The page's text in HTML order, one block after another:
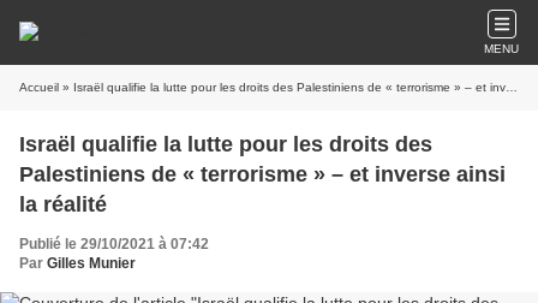
MENU
Accueil » Israël qualifie la lutte pour les droits des Palestiniens de « terrorisme » – et inverse ainsi la réalité
Israël qualifie la lutte pour les droits des
Palestiniens de « terrorisme » – et inverse ainsi
la réalité
Publié le 29/10/2021 à 07:42
Par Gilles Munier